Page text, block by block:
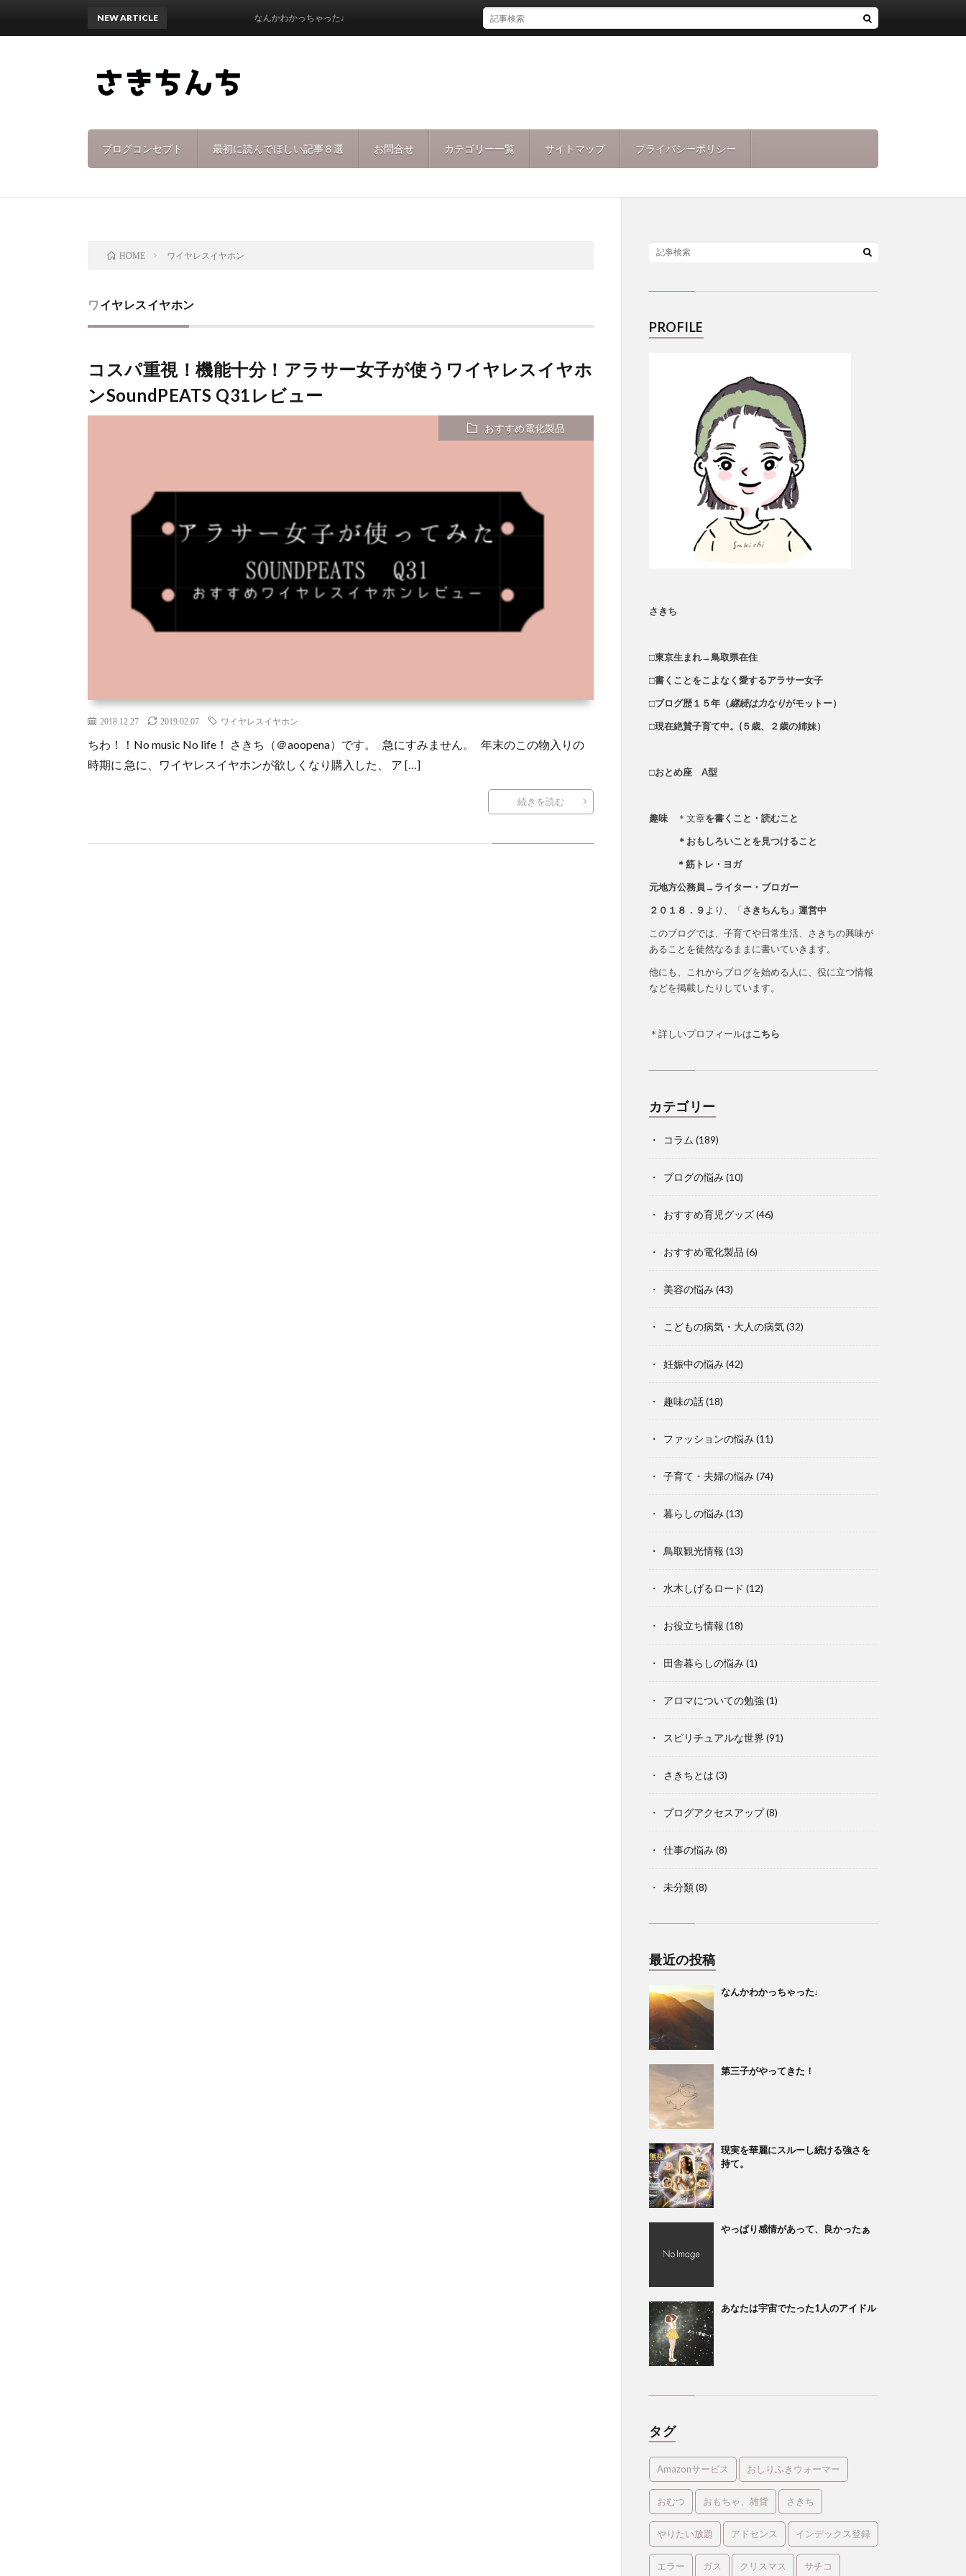
ブログコンセプト 最初に読んでほしい記事８選 お問合せ カテゴリー一覧 サイトマップ プライバシーポリシー
NEW ARTICLE なんかわかっちゃった♩
HOME ワイヤレスイヤホン
ワイヤレスイヤホン
コスパ重視！機能十分！アラサー女子が使うワイヤレスイヤホ
ンSoundPEATS Q31レビュー
おすすめ電化製品
2018.12.27 2019.02.07 ワイヤレスイヤホン
ちわ！！No music No life！ さきち（＠aoopena）です。 急にすみません。 年末のこの物入りの
時期に 急に、ワイヤレスイヤホンが欲しくなり購入した、 ア […]
続きを読む
PROFILE
さきち
□東京生まれ→鳥取県在住
□書くことをこよなく愛するアラサー女子
□ブログ歴１５年（継続は力なりがモットー）
□現在絶賛子育て中。(５歳、２歳の姉妹）
□おとめ座 A型
趣味 ＊文章を書くこと・読むこと
＊おもしろいことを見つけること
＊筋トレ・ヨガ
元地方公務員→ライター・ブロガー
２０１８．９ より、「さきちんち」運営中
このブログでは、子育てや日常生活、さきちの興味が
あることを徒然なるままに書いていきます。
他にも、これからブログを始める人に、役に立つ情報
などを掲載したりしています。
＊詳しいプロフィールはこちら
カテゴリー
コラム (189)
ブログの悩み (10)
おすすめ育児グッズ(46)
おすすめ電化製品 (6)
美容の悩み (43)
こどもの病気・大人の病気(32)
妊娠中の悩み (42)
趣味の話(18)
ファッションの悩み (11)
子育て・夫婦の悩み (74)
暮らしの悩み (13)
鳥取観光情報 (13)
水木しげるロード (12)
お役立ち情報 (18)
田舎暮らしの悩み (1)
アロマについての勉強 (1)
スピリチュアルな世界 (91)
さきちとは (3)
ブログアクセスアップ(8)
仕事の悩み (8)
未分類(8)
最近の投稿
なんかわかっちゃった♩
第三子がやってきた！
現実を華麗にスルーし続ける強さを
持て。
やっぱり感情があって、良かったぁ
あなたは宇宙でたった1人のアイドル
タグ
Amazonサービス おしりふきウォーマー
おむつ おもちゃ、雑貨 さきち
やりたい放題 アドセンス インデックス登録
エラー ガス クリスマス サチコ